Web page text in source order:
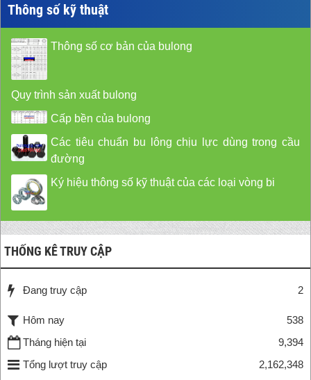
Thông số kỹ thuật
Thông số cơ bản của bulong
Quy trình sản xuất bulong
Cấp bền của bulong
Các tiêu chuẩn bu lông chịu lực dùng trong cầu
đường
Ký hiệu thông số kỹ thuật của các loại vòng bi
THỐNG KÊ TRUY CẬP
Đang truy cập 2
Hôm nay
538
Tháng hiện tại
9,394
Tổng lượt truy cập
2,162,348